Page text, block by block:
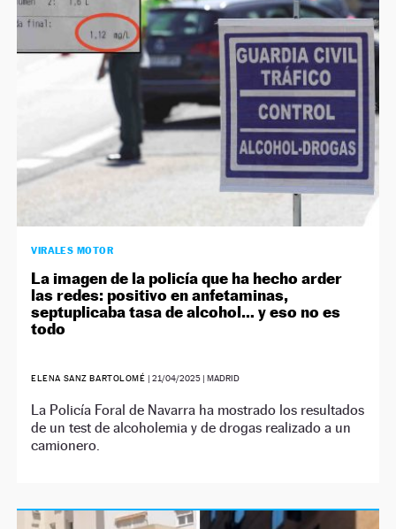
NEWSLETTER
VIRALES MOTOR
La imagen de la policía que ha hecho arder
las redes: positivo en anfetaminas,
septuplicaba tasa de alcohol… y eso no es
todo
ELENA SANZ BARTOLOMÉ | 21/04/2025| MADRID
La Policía Foral de Navarra ha mostrado los resultados
de un test de alcoholemia y de drogas realizado a un
camionero.